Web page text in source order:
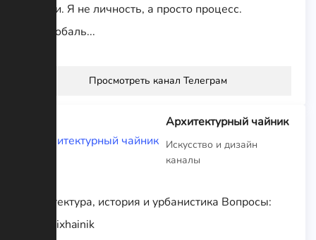
деньги. Я не личность, а просто процесс.
Кристобаль...
Просмотреть канал Телеграм
Архитектурный чайник
Искусство и дизайн
каналы
Архитектура, история и урбанистика Вопросы:
@archixhainik